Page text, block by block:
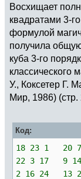
Восхищает
квадратами 3-
формулой
получила
куба 3-го
классического
У., Коксетер Г.
Мир, 1986) (стр.
Код:
18 23 1 20
22 3 17 9
2 16 24 13